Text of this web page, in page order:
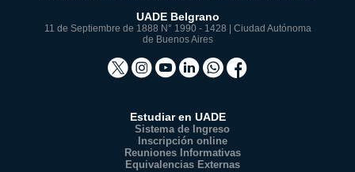
UADE Belgrano
11 de Septiembre de 1888 N° 1990 - 1428 | Ciudad Autónoma
de Buenos Aires
Estudiar en UADE
Sistema de Ingreso
Inscripción online
Reuniones Informativas
Equivalencias Externas